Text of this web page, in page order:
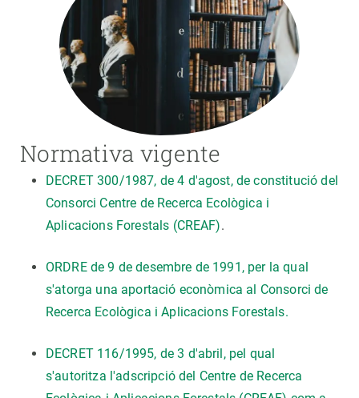
Normativa vigente
DECRET 300/1987, de 4 d'agost, de constitució del
Consorci Centre de Recerca Ecològica i
Aplicacions Forestals (CREAF).
ORDRE de 9 de desembre de 1991, per la qual
s'atorga una aportació econòmica al Consorci de
Recerca Ecològica i Aplicacions Forestals.
DECRET 116/1995, de 3 d'abril, pel qual
s'autoritza l'adscripció del Centre de Recerca